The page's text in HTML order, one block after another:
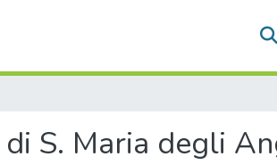
S. Maria degli